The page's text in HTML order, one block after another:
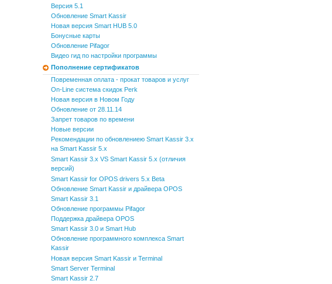
Версия 5.1
Обновление Smart Kassir
Новая версия Smart HUB 5.0
Бонусные карты
Обновление Pifagor
Видео гид по настройки программы
Пополнение сертификатов
Повременная оплата - прокат товаров и услуг
On-Line система скидок Perk
Новая версия в Новом Году
Обновление от 28.11.14
Запрет товаров по времени
Новые версии
Рекомендации по обновлениею Smart Kassir 3.x
на Smart Kassir 5.x
Smart Kassir 3.x VS Smart Kassir 5.x (отличия
версий)
Smart Kassir for OPOS drivers 5.x Beta
Обновление Smart Kassir и драйвера OPOS
Smart Kassir 3.1
Обновление программы Pifagor
Поддержка драйвера OPOS
Smart Kassir 3.0 и Smart Hub
Обновление программного комплекса Smart
Kassir
Новая версия Smart Kassir и Terminal
Smart Server Terminal
Smart Kassir 2.7